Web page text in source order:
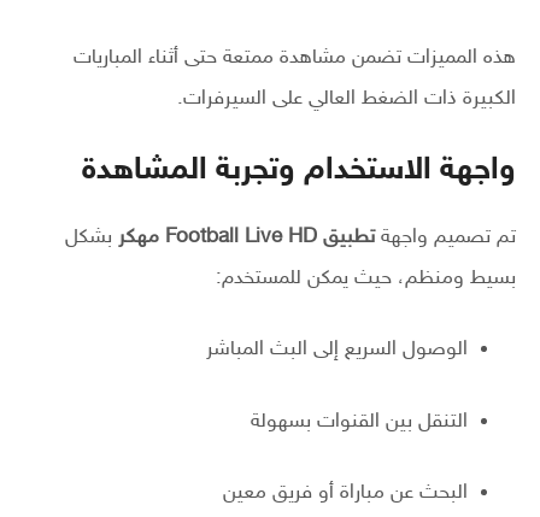
هذه المميزات تضمن مشاهدة ممتعة حتى أثناء المباريات
الكبيرة ذات الضغط العالي على السيرفرات.
واجهة الاستخدام وتجربة المشاهدة
تم تصميم واجهةتطبيق Football Live HD مهكر
بشكل
بسيط ومنظم، حيث يمكن للمستخدم:
الوصول السريع إلى البث المباشر
التنقل بين القنوات بسهولة
البحث عن مباراة أو فريق معين